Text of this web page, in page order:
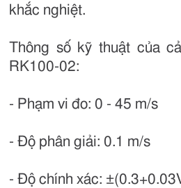
khắc nghiệt.
Thông số kỹ thuật của
RK100-02:
- Phạm vi đo: 0 - 45 m/s
- Độ phân giải: 0.1 m/s
- Độ chính xác: